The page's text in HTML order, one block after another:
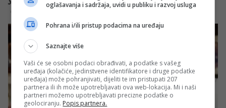
oglašavanja i sadržaja, uvidi u publiku i razvoj usluga
Pohrana i/ili pristup podacima na uređaju
Saznajte više
Vaši će se osobni podaci obrađivati, a podatke s vašeg
uređaja (kolačiće, jedinstvene identifikatore i druge podatke
uređaja) može pohranjivati, dijeliti te im pristupati 207
partnera ili ih može upotrebljavati ova web-lokacija. Mi i naši
partneri možemo upotrebljavati precizne podatke o
geolociranju. Popis partnera.